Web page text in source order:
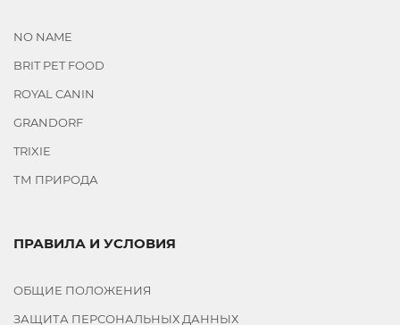
NO NAME
BRIT PET FOOD
ROYAL CANIN
GRANDORF
TRIXIE
ТМ ПРИРОДА
ПРАВИЛА И УСЛОВИЯ
ОБЩИЕ ПОЛОЖЕНИЯ
ЗАЩИТА ПЕРСОНАЛЬНЫХ ДАННЫХ